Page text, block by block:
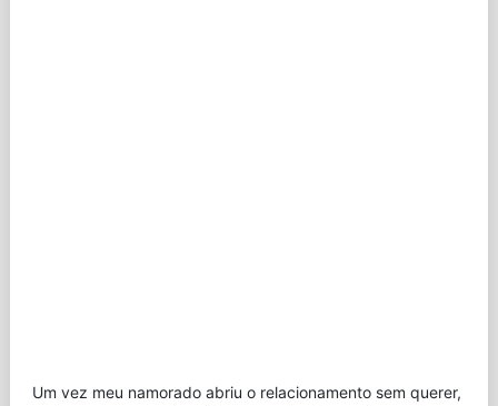
Um vez meu namorado abriu o relacionamento sem querer,